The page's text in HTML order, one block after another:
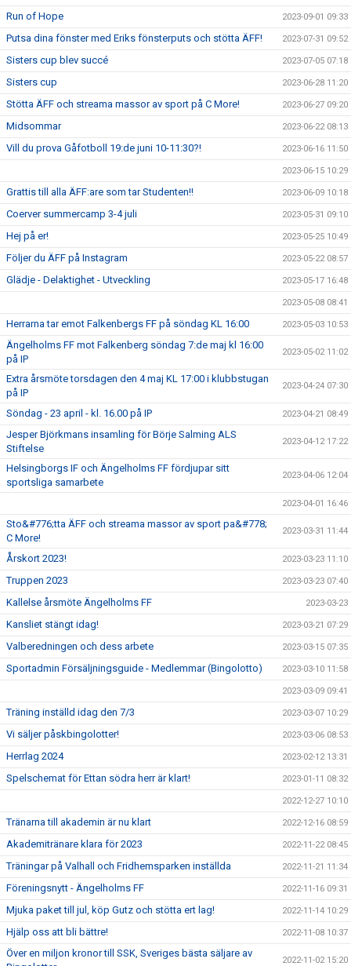
Run of Hope 2023-09-01 09:33
Putsa dina fönster med Eriks fönsterputs och stötta ÄFF! 2023-07-31 09:52
Sisters cup blev succé 2023-07-05 07:18
Sisters cup 2023-06-28 11:20
Stötta ÄFF och streama massor av sport på C More! 2023-06-27 09:20
Midsommar 2023-06-22 08:13
Vill du prova Gåfotboll 19:de juni 10-11:30?! 2023-06-16 11:50
2023-06-15 10:29
Grattis till alla ÄFF:are som tar Studenten!! 2023-06-09 10:18
Coerver summercamp 3-4 juli 2023-05-31 09:10
Hej på er! 2023-05-25 10:49
Följer du ÄFF på Instagram 2023-05-22 08:57
Glädje - Delaktighet - Utveckling 2023-05-17 16:48
2023-05-08 08:41
Herrarna tar emot Falkenbergs FF på söndag KL 16:00 2023-05-03 10:53
Ängelholms FF mot Falkenberg söndag 7:de maj kl 16:00
på IP
2023-05-02 11:02
Extra årsmöte torsdagen den 4 maj KL 17:00 i klubbstugan
på IP
2023-04-24 07:30
Söndag - 23 april - kl. 16.00 på IP 2023-04-21 08:49
Jesper Björkmans insamling för Börje Salming ALS
Stiftelse
2023-04-12 17:22
Helsingborgs IF och Ängelholms FF fördjupar sitt
sportsliga samarbete
2023-04-06 12:04
2023-04-01 16:46
Sto&#776;tta ÄFF och streama massor av sport pa&#778;
C More!
2023-03-31 11:44
Årskort 2023! 2023-03-23 11:10
Truppen 2023 2023-03-23 07:40
Kallelse årsmöte Ängelholms FF 2023-03-23
Kansliet stängt idag! 2023-03-21 07:29
Valberedningen och dess arbete 2023-03-15 07:35
Sportadmin Försäljningsguide - Medlemmar (Bingolotto) 2023-03-10 11:58
2023-03-09 09:41
Träning inställd idag den 7/3 2023-03-07 10:29
Vi säljer påskbingolotter! 2023-03-06 08:53
Herrlag 2024 2023-02-12 13:31
Spelschemat för Ettan södra herr är klart! 2023-01-11 08:32
2022-12-27 10:10
Tränarna till akademin är nu klart 2022-12-16 08:59
Akademitränare klara för 2023 2022-11-22 08:45
Träningar på Valhall och Fridhemsparken inställda 2022-11-21 11:34
Föreningsnytt - Ängelholms FF 2022-11-16 09:31
Mjuka paket till jul, köp Gutz och stötta ert lag! 2022-11-14 10:29
Hjälp oss att bli bättre! 2022-11-08 10:37
Över en miljon kronor till SSK, Sveriges bästa säljare av
2022-11-02 15:20